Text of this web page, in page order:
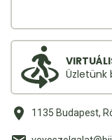
Üzletünk
1135 Budapest,